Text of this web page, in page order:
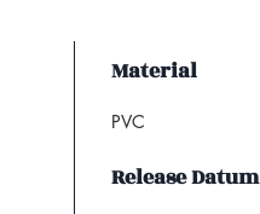
Material
PVC
Release Datum